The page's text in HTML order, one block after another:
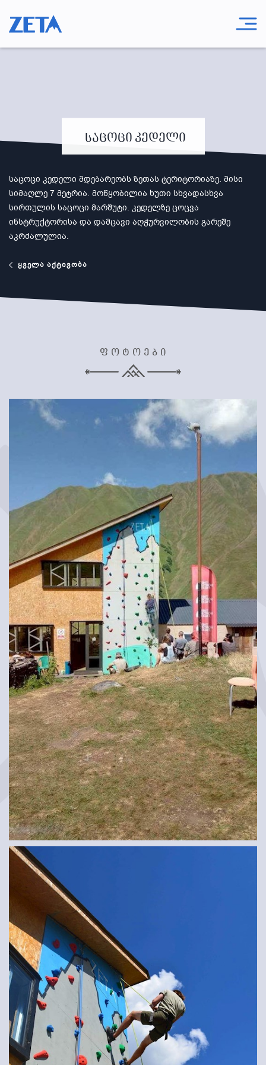
საცოცი კედელი
საცოცი კედელი მდებარეობს ზეთას ტერიტორიაზე. მისი
სიმაღლე 7 მეტრია. მოწყობილია ხუთი სხვადასხვა
სირთულის საცოცი მარშუტი. კედელზე ცოცვა
ინსტრუქტორისა და დამცავი აღჭურვილობის გარეშე
აკრძალულია.
ყველა აქტივობა
ფოტოები